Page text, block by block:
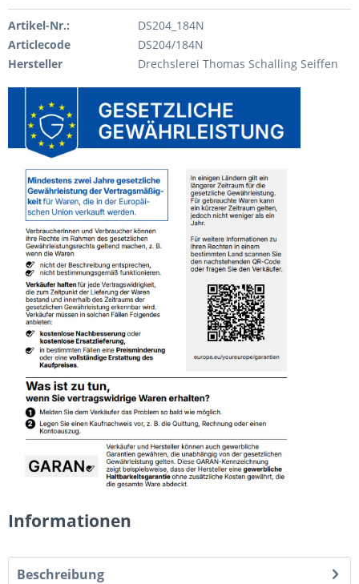
Artikel-Nr.:
DS204_184N
Articlecode
DS204/184N
Hersteller
Drechslerei Thomas Schalling Seiffen
Informationen
Beschreibung